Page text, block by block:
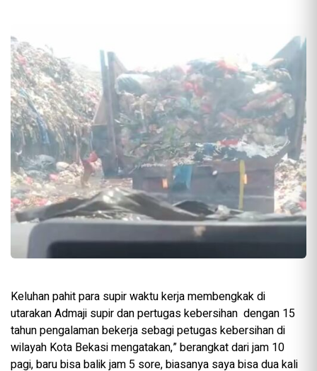
Keluhan pahit para supir waktu kerja membengkak di
utarakan Admaji supir dan pertugas kebersihan dengan 15
tahun pengalaman bekerja sebagi petugas kebersihan di
wilayah Kota Bekasi mengatakan,” berangkat dari jam 10
pagi, baru bisa balik jam 5 sore, biasanya saya bisa dua kali